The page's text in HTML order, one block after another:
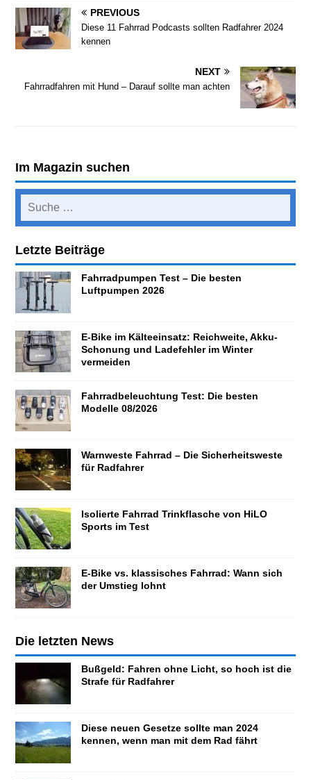
PREVIOUS
Diese 11 Fahrrad Podcasts sollten Radfahrer 2024
kennen
NEXT
Fahrradfahren mit Hund – Darauf sollte man achten
Im Magazin suchen
Letzte Beiträge
Fahrradpumpen Test – Die besten
Luftpumpen 2026
E-Bike im Kälteeinsatz: Reichweite, Akku-
Schonung und Ladefehler im Winter
vermeiden
Fahrradbeleuchtung Test: Die besten
Modelle 08/2026
Warnweste Fahrrad – Die Sicherheitsweste
für Radfahrer
Isolierte Fahrrad Trinkflasche von HiLO
Sports im Test
E-Bike vs. klassisches Fahrrad: Wann sich
der Umstieg lohnt
Die letzten News
Bußgeld: Fahren ohne Licht, so hoch ist die
Strafe für Radfahrer
Diese neuen Gesetze sollte man 2024
kennen, wenn man mit dem Rad fährt